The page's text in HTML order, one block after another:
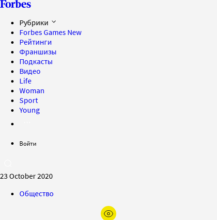
Рубрики
Forbes Games New
Рейтинги
Франшизы
Подкасты
Видео
Life
Woman
Sport
Young
Войти
23 October 2020
Общество